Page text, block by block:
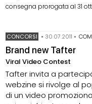
consegna prorogata al 31
CONCORSI • 30.07.2011 •
Brand new Tafter
Viral Video Contest
Tafter invita a
webzine si rivolge al
di un video